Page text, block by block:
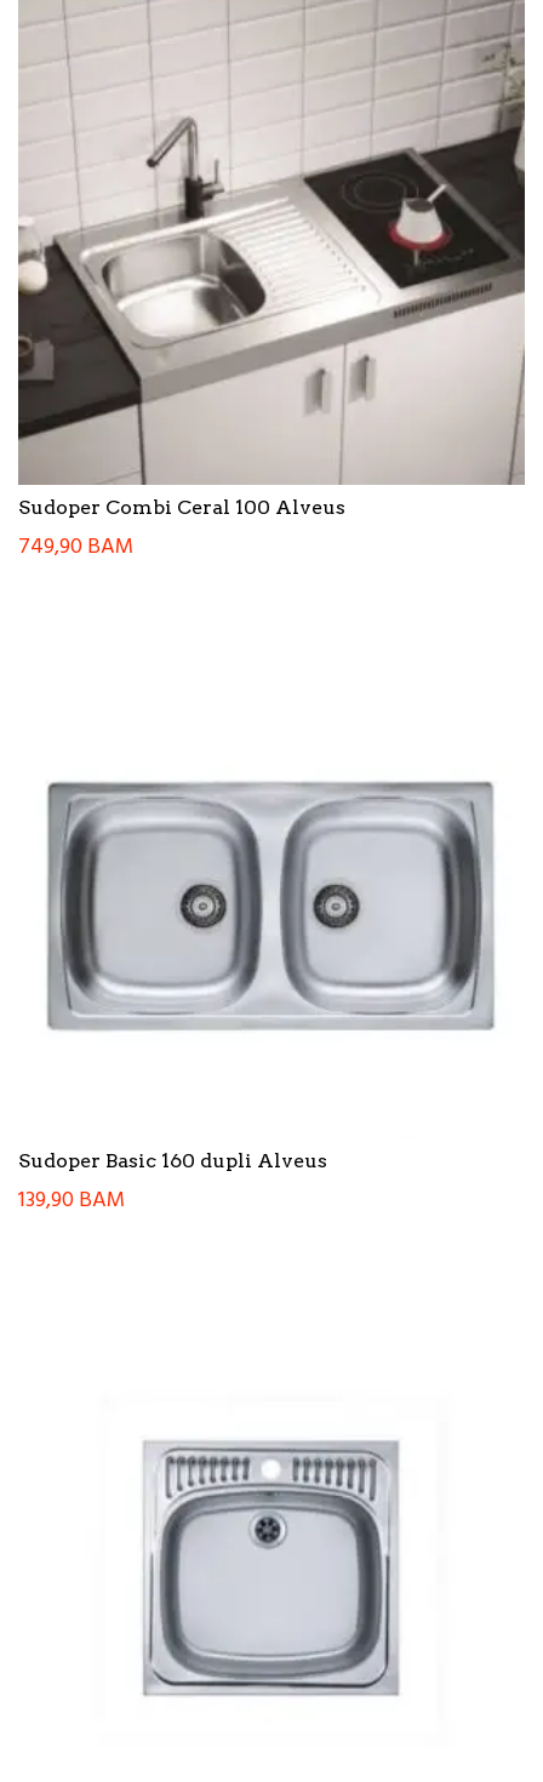
Sudoper Combi Ceral 100 Alveus
749,90BAM
Sudoper Basic 160 dupli Alveus
139,90BAM